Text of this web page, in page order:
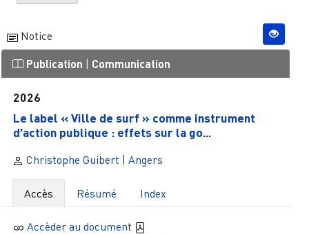
Notice
Publication Communication
2026
Le label « Ville de surf » comme instrument
d'action publique : effets sur la go...
Christophe Guibert | Angers
Accès Résumé Index
Accèder au document